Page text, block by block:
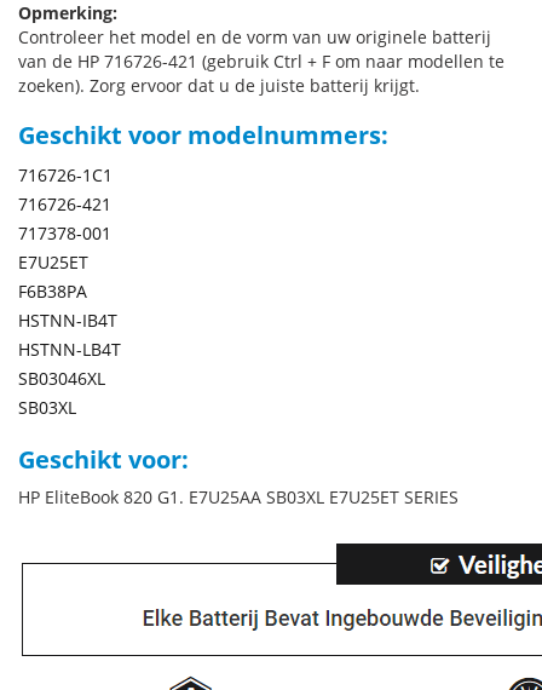
Opmerking:
Controleer het model en de vorm van uw originele batterij
van de HP 716726-421 (gebruik Ctrl + F om naar modellen te
zoeken). Zorg ervoor dat u de juiste batterij krijgt.
Geschikt voor modelnummers:
716726-1C1
716726-421
717378-001
E7U25ET
F6B38PA
HSTNN-IB4T
HSTNN-LB4T
SB03046XL
SB03XL
Geschikt voor:
HP EliteBook 820 G1. E7U25AA SB03XL E7U25ET SERIES